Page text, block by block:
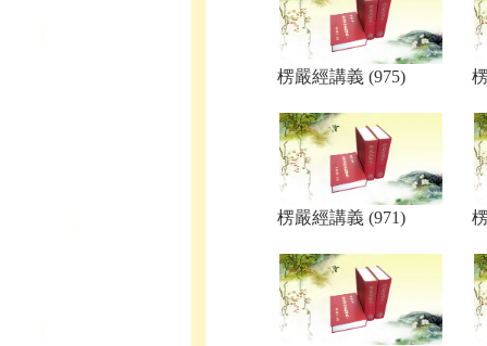
楞嚴經講義 (975)
楞嚴經講義 (971)